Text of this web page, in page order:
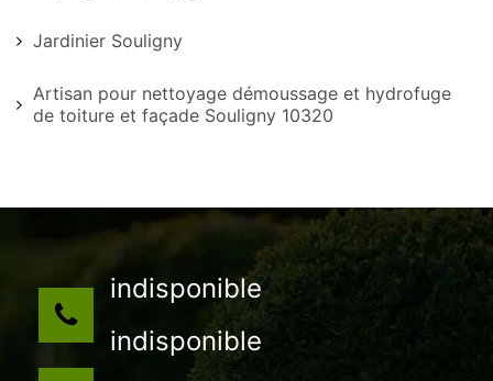
Jardinier Souligny
Artisan pour nettoyage démoussage et hydrofuge
de toiture et façade Souligny 10320
indisponible
indisponible